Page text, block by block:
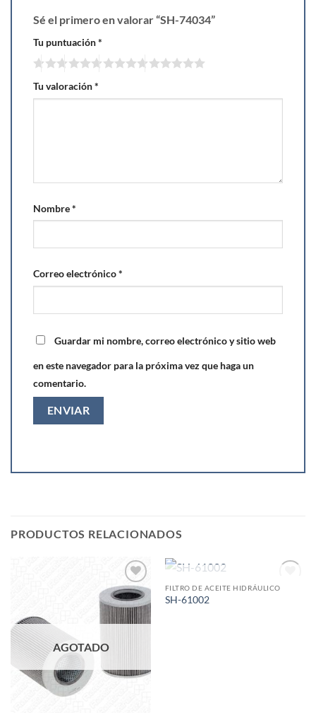
Sé el primero en valorar “SH-74034”
Tu puntuación*
Tu valoración*
Nombre*
Correo electrónico*
Guardar mi nombre, correo electrónico y sitio web
en este navegador para la próxima vez que haga un
comentario.
PRODUCTOS RELACIONADOS
Add to
wishlist
AGOTADO
Add to
AGOTADO
FILTRO DE ACEITE HIDRÁULICO
SH-61002